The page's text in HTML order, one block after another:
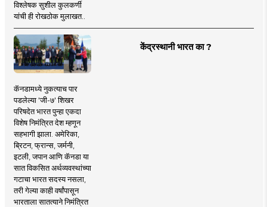
विश्लेषक सुशील कुलकर्णी
यांची ही रोखठोक मुलाखत..
केंद्रस्थानी भारत का ?
कॅनडामध्ये नुकत्याच पार
पडलेल्या 'जी-७' शिखर
परिषदेत भारत पुन्हा एकदा
विशेष निमंत्रित देश म्हणून
सहभागी झाला. अमेरिका,
ब्रिटन, फ्रान्स, जर्मनी,
इटली, जपान आणि कॅनडा या
सात विकसित अर्थव्यवस्थांच्या
गटाचा भारत सदस्य नसला,
तरी गेल्या काही वर्षांपासून
भारताला सातत्याने निमंत्रित